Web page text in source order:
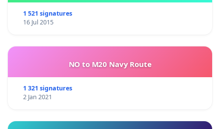
1 521 signatures
16 Jul 2015
NO to M20 Navy Route
1 321 signatures
2 Jan 2021